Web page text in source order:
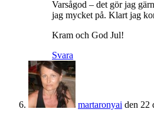
Varsågod – det gör jag
jag mycket på. Klart jag
Kram och God Jul!
Svara
martaronyai den 22